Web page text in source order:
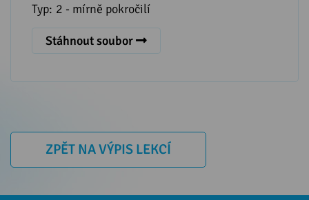
Typ: 2 - mírně pokročilí
Stáhnout soubor
ZPĚT NA VÝPIS LEKCÍ